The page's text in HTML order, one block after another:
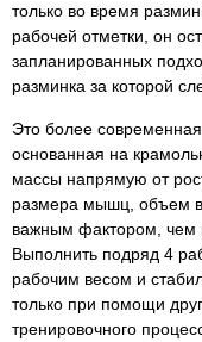
только во время
рабочей отметки, он
запланированных
разминка за которой
Это более
основанная на
массы напрямую от
размера мышц, объем
важным фактором, чем
Выполнить подряд 4
рабочим весом и
только при помощи
тренировочного